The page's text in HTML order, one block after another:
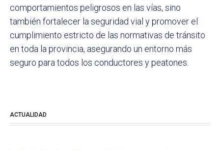
comportamientos peligrosos en las vías, sino
también fortalecer la seguridad vial y promover el
cumplimiento estricto de las normativas de tránsito
en toda la provincia, asegurando un entorno más
seguro para todos los conductores y peatones.
ACTUALIDAD